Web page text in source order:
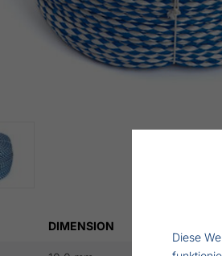
DIMENSION
Diese